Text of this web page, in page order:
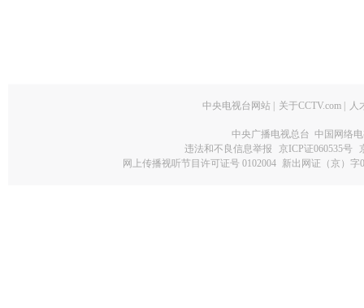
中央电视台网站 关于CCTV.com 人
中央广播电视总台 中国网络
违法和不良信息举报
京ICP证060535号
网上传播视听节目许可证号 0102004 新出网证（京）